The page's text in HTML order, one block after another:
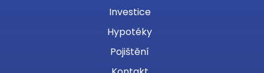
Investice
Hypotéky
Pojištění